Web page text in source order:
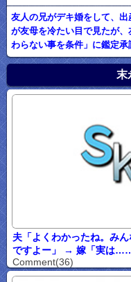
友人の兄がデキ婚をして、
が友母を冷たい目で見たが
わらない事を条件」に鑑定承
末
夫「よくわかったね。み
ですよー」 → 嫁「実は……
Comment(36)